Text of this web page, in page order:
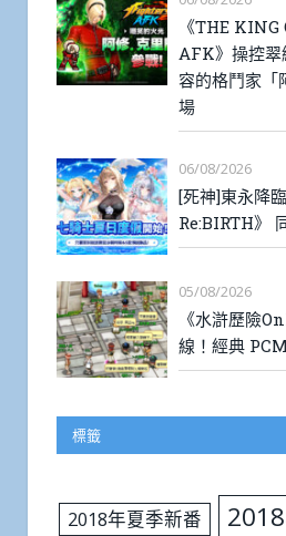
《THE KING
AFK》操控翠
容的格鬥家「
場
06/08/2026
[死神]東永降
Re:BIRTH》
05/08/2026
《水滸歷險
線！經典
標籤
2018年夏季新番